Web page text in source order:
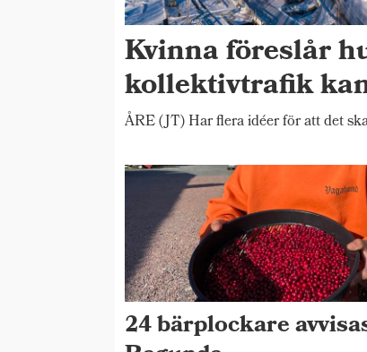
Kvinna föreslår
kollektivtrafik
ÅRE (JT) Har flera idéer för att det
24 bärplockare